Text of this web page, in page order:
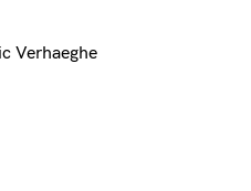
Verhaeghe